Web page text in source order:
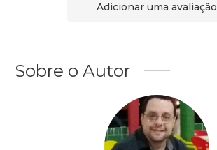
Adicionar uma avaliação
Sobre o Autor